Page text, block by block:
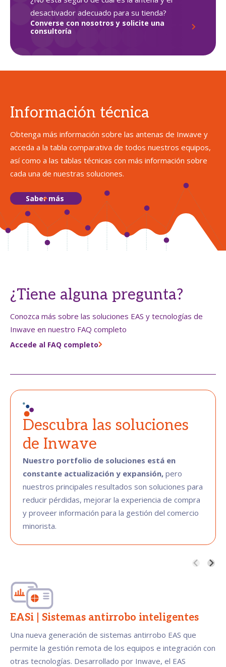
desactivador adecuado para su tienda?
Converse con nosotros y solicite una
consultoría
Información técnica
Obtenga más información sobre las antenas de Inwave y
acceda a la tabla comparativa de todos nuestros equipos,
así como a las tablas técnicas con más información sobre
cada una de nuestras soluciones.
Saber más
¿Tiene alguna pregunta?
Conozca más sobre las soluciones EAS y tecnologías de
Inwave en nuestro FAQ completo
Accede al FAQ completo
Descubra las soluciones
de Inwave
Nuestro portfolio de soluciones está en
constante actualización y expansión, pero
nuestros principales resultados son soluciones para
reducir pérdidas, mejorar la experiencia de compra
y proveer información para la gestión del comercio
minorista.
EASi | Sistemas antirrobo inteligentes
Una nueva generación de sistemas antirrobo EAS que
permite la gestión remota de los equipos e integración con
otras tecnologías. Desarrollado por Inwave, el EAS